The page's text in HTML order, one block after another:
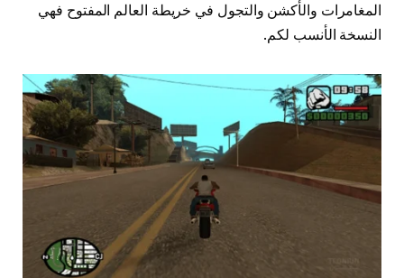
المغامرات والأكشن والتجول في خريطة العالم المفتوح فهي
النسخة الأنسب لكم.